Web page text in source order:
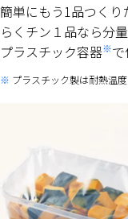
簡単にもう1品つくり
らくチン１品なら分
プラスチック容器※
プラスチック製は耐熱温